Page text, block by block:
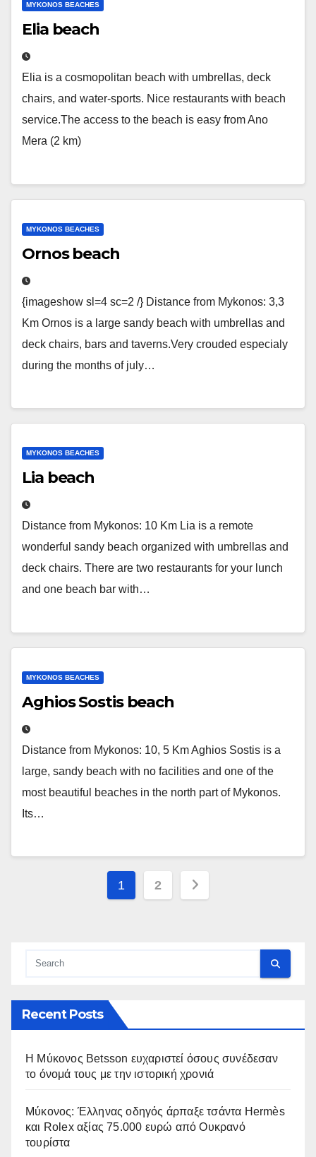
MYKONOS BEACHES
Elia beach
Elia is a cosmopolitan beach with umbrellas, deck
chairs, and water-sports. Nice restaurants with beach
service.The access to the beach is easy from Ano
Mera (2 km)
MYKONOS BEACHES
Ornos beach
{imageshow sl=4 sc=2 /} Distance from Mykonos: 3,3
Km Ornos is a large sandy beach with umbrellas and
deck chairs, bars and taverns.Very crouded especialy
during the months of july…
MYKONOS BEACHES
Lia beach
Distance from Mykonos: 10 Km Lia is a remote
wonderful sandy beach organized with umbrellas and
deck chairs. There are two restaurants for your lunch
and one beach bar with…
MYKONOS BEACHES
Aghios Sostis beach
Distance from Mykonos: 10, 5 Km Aghios Sostis is a
large, sandy beach with no facilities and one of the
most beautiful beaches in the north part of Mykonos.
Its…
Posts
1 2
Recent Posts
Η Μύκονος Betsson ευχαριστεί όσους συνέδεσαν
το όνομά τους με την ιστορική χρονιά
Μύκονος: Έλληνας οδηγός άρπαξε τσάντα Hermès
και Rolex αξίας 75.000 ευρώ από Ουκρανό
τουρίστα